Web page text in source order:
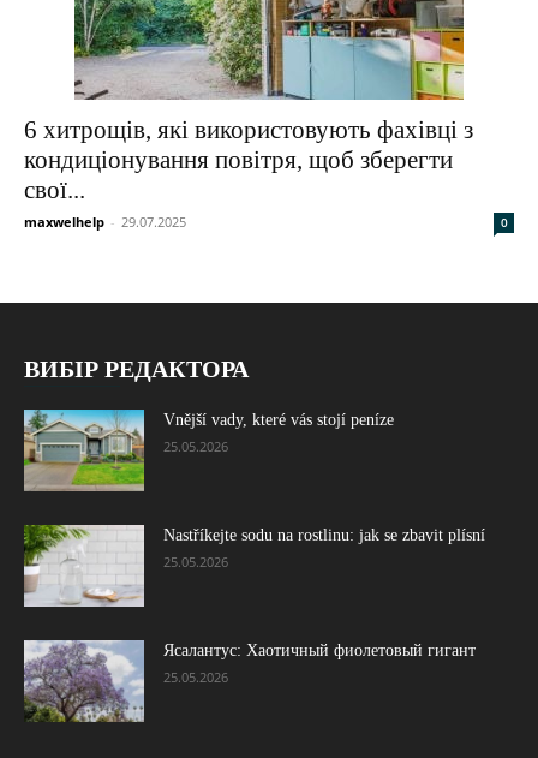
6 хитрощів, які використовують фахівці з
кондиціонування повітря, щоб зберегти
свої...
maxwelhelp - 29.07.2025 0
ВИБІР РЕДАКТОРА
Vnější vady, které vás stojí peníze
25.05.2026
Nastříkejte sodu na rostlinu: jak se zbavit plísní
25.05.2026
Ясалантус: Хаотичный фиолетовый гигант
25.05.2026